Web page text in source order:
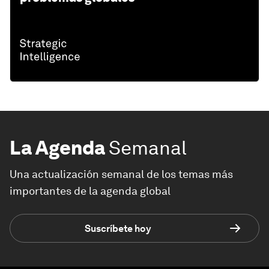
La AgendaSemanal
Una actualización semanal de los temas más
importantes de la agenda global
Suscríbete hoy